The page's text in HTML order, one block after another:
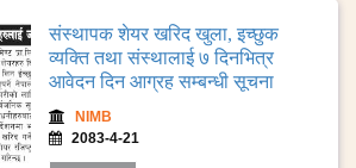
संस्थापक शेयर खरिद खुला, इच्छुक
व्यक्ति तथा संस्थालाई ७ दिनभित्र
आवेदन दिन आग्रह सम्बन्धी सूचना
NIMB
2083-4-21